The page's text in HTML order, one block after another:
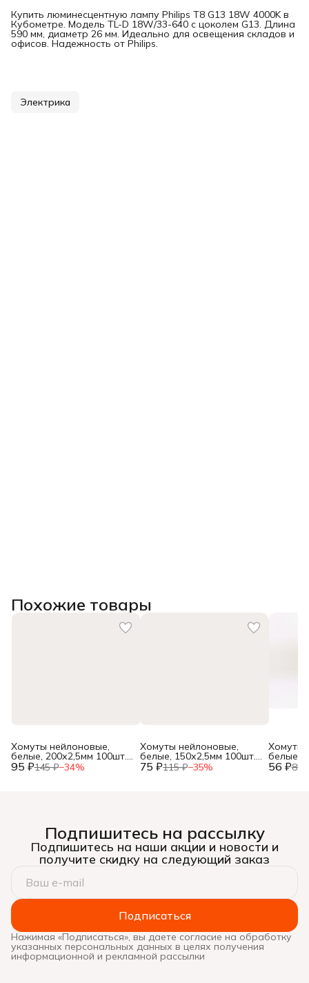
Купить люминесцентную лампу Philips T8 G13 18W 4000K в
Кубометре. Модель TL-D 18W/33-640 с цоколем G13. Длина
590 мм, диаметр 26 мм. Идеально для освещения складов и
офисов. Надежность от Philips.
Электрика
Похожие товары
95 ₽145 ₽−34%
Хомуты нейлоновые,
белые, 200х2,5мм 100шт.,
(уп.) 75 ₽115 ₽−35%
Хомуты нейлоновые,
белые, 150х2,5мм 100шт.,
(уп.) 56 ₽85
Хомуты
белые,
(уп.)
Подпишитесь на рассылку
Подпишитесь на наши акции и новости и
получите скидку на следующий заказ
Подписаться
Нажимая «Подписаться», вы даете согласие на обработку
указанных персональных данных в целях получения
информационной и рекламной рассылки